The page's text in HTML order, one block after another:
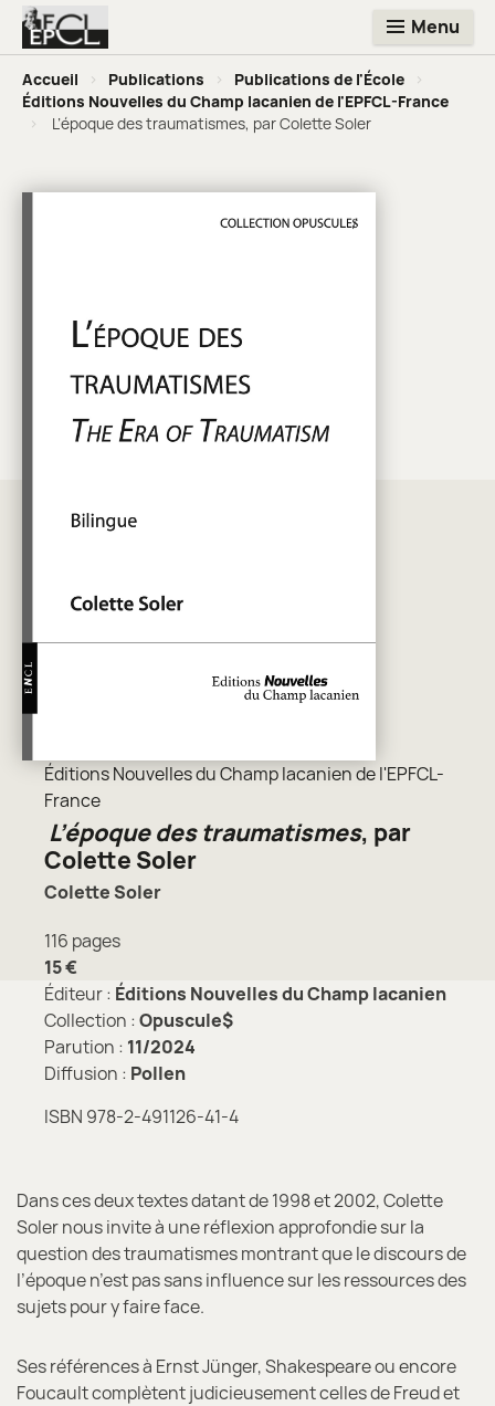
Menu
Accueil > Publications > Publications de l'École
>
Éditions Nouvelles du Champ lacanien de l'EPFCL-France
>
L’époque des traumatismes, par Colette Soler
Éditions Nouvelles du Champ lacanien de l'EPFCL-
France
L’époque des traumatismes, par
Colette Soler
Colette Soler
116 pages
15 €
Éditeur : Éditions Nouvelles du Champ lacanien
Collection : Opuscule$
Parution : 11/2024
Diffusion : Pollen
ISBN 978-2-491126-41-4
Dans ces deux textes datant de 1998 et 2002, Colette
Soler nous invite à une réflexion approfondie sur la
question des traumatismes montrant que le discours de
l’époque n’est pas sans influence sur les ressources des
sujets pour y faire face.
Ses références à Ernst Jünger, Shakespeare ou encore
Foucault complètent judicieusement celles de Freud et